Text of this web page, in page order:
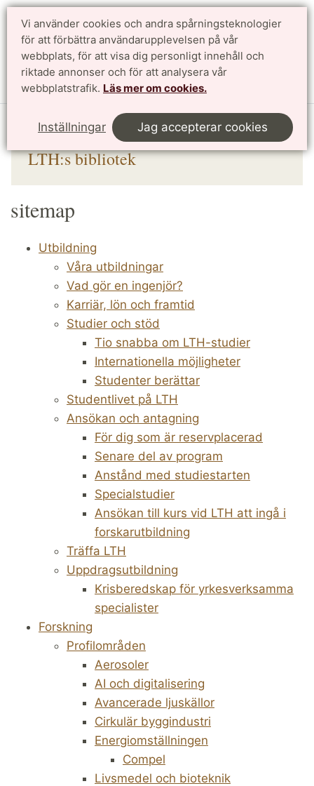
Vi använder cookies och andra spårningsteknologier
för att förbättra användarupplevelsen på vår
webbplats, för att visa dig personligt innehåll och
riktade annonser och för att analysera vår
webbplatstrafik. Läs mer om cookies.
Inställningar Jag accepterar cookies
Sök
sitemap
LTH:s bibliotek
sitemap
Utbildning
Våra utbildningar
Vad gör en ingenjör?
Karriär, lön och framtid
Studier och stöd
Tio snabba om LTH-studier
Internationella möjligheter
Studenter berättar
Studentlivet på LTH
Ansökan och antagning
För dig som är reservplacerad
Senare del av program
Anstånd med studiestarten
Specialstudier
Ansökan till kurs vid LTH att ingå i
forskarutbildning
Träffa LTH
Uppdragsutbildning
Krisberedskap för yrkesverksamma
specialister
Forskning
Profilområden
Aerosoler
AI och digitalisering
Avancerade ljuskällor
Cirkulär byggindustri
Energiomställningen
Compel
Livsmedel och bioteknik